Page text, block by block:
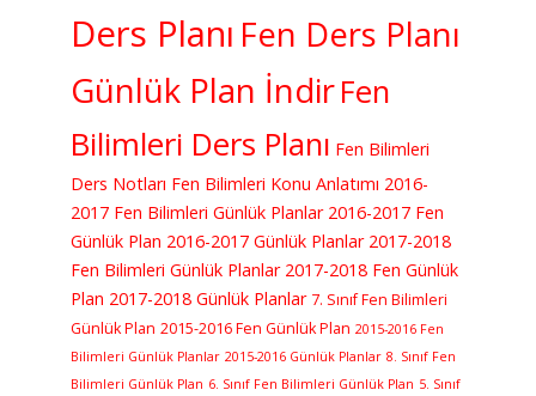
Ders Planı Fen Ders Planı
Günlük Plan İndirFen
Bilimleri Ders Planı Fen Bilimleri
Ders Notları Fen Bilimleri Konu Anlatımı 2016-
2017 Fen Bilimleri Günlük Planlar 2016-2017 Fen
Günlük Plan 2016-2017 Günlük Planlar 2017-2018
Fen Bilimleri Günlük Planlar 2017-2018 Fen Günlük
Plan 2017-2018 Günlük Planlar 7. Sınıf Fen Bilimleri
Günlük Plan 2015-2016 Fen Günlük Plan 2015-2016 Fen
Bilimleri Günlük Planlar 2015-2016 Günlük Planlar 8. Sınıf Fen
Bilimleri Günlük Plan 6. Sınıf Fen Bilimleri Günlük Plan 5. Sınıf